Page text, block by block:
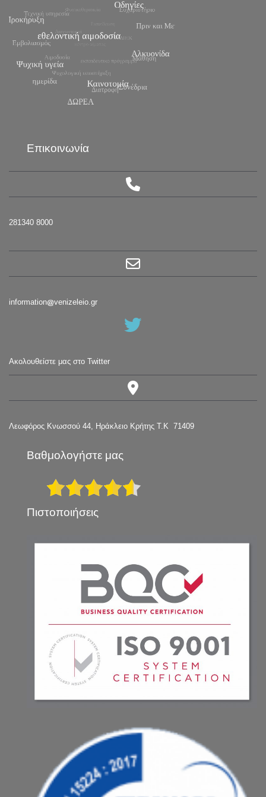
Επικοινωνία
281340 8000
information venizeleio.gr
Ακολουθείστε μας στο Twitter
Λεωφόρος Κνωσσού 44, Ηράκλειο Κρήτης Τ.Κ 71409
Βαθμολογήστε μας
Πιστοποιήσεις